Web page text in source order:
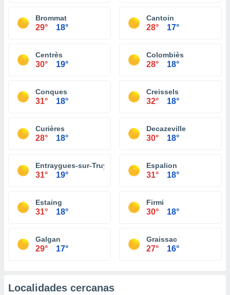
Brommat
29° 18°
Cantoin
28° 17°
Centrès
30° 19°
Colombiès
28° 18°
Conques
31° 18°
Creissels
32° 18°
Curières
28° 18°
Decazeville
30° 18°
Entraygues-sur-Truyère
31° 19°
Espalion
31° 18°
Estaing
31° 18°
Firmi
30° 18°
Galgan
29° 17°
Graissac
27° 16°
Localidades cercanas